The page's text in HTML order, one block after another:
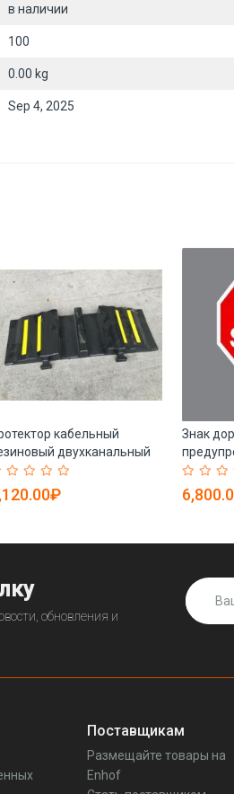
в наличии
100
0.00 kg
Sep 4, 2025
кабельный
двухканальный
(арт. 25-5083400)
Знак
обновления и
Поставщикам
Размещайте товары на
Enhof